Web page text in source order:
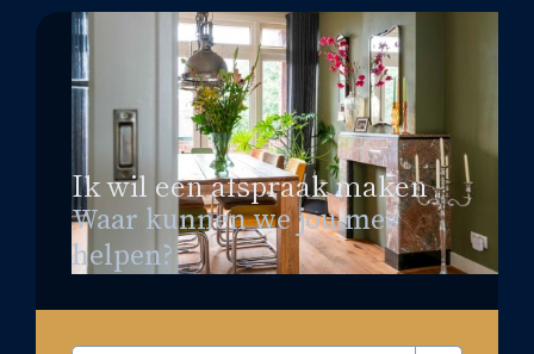
Ik wil een afspraak maken
Waar kunnen we jou mee
helpen?